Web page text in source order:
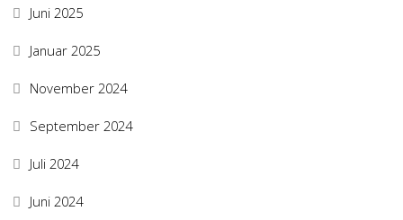
Juni 2025
Januar 2025
November 2024
September 2024
Juli 2024
Juni 2024